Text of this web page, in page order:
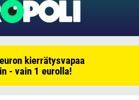
kierrätysvapaa
- vain 1 eurolla!